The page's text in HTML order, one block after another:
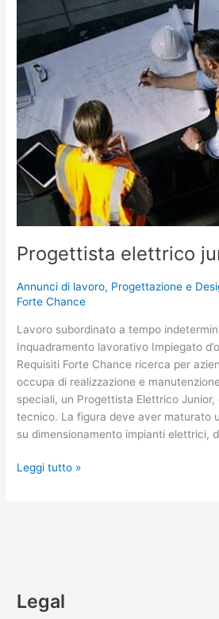
Progettista elettrico
Annunci di lavoro, Progettazione e
Forte Chance
Lavoro subordinato a tempo
Inquadramento lavorativo Impiegato
Requisiti Forte Chance ricerca per
occupa di realizzazione e
speciali, un Progettista Elettrico
tecnico. La figura deve aver maturato
su dimensionamento impianti elettrici,
junior
Leggi tutto »
Legal